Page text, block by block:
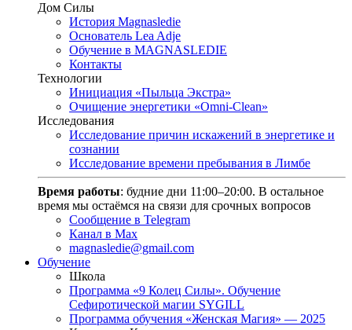
Дом Силы
История Magnasledie
Основатель Lea Adje
Обучение в MAGNASLEDIE
Контакты
Технологии
Инициация «Пыльца Экстра»
Очищение энергетики «Omni-Clean»
Исследования
Исследование причин искажений в энергетике и
сознании
Исследование времени пребывания в Лимбе
Время работы: будние дни 11:00–20:00. В остальное
время мы остаёмся на связи для срочных вопросов
Сообщение в Telegram
Канал в Max
magnasledie@gmail.com
Обучение
Школа
Программа «9 Колец Силы». Обучение
Сефиротической магии SYGILL
Программа обучения «Женская Магия» — 2025